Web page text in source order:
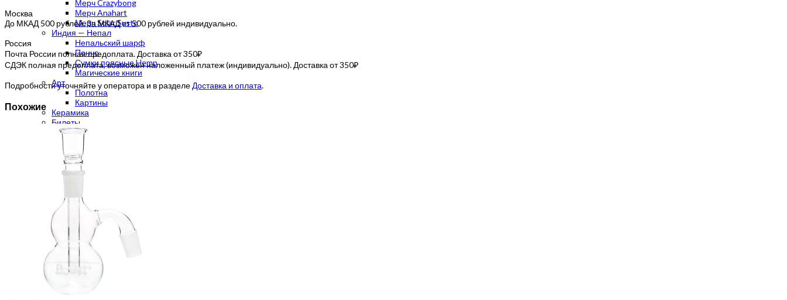
Мерч Crazybong
Мерч Anahart
Мерч Solar Systo
Индия — Непал
Непальский шарф
Пончо
Сумки поясные Hemp
Магические книги
Арт
Полотна
Картины
Керамика
Билеты
Чайная посуда
Китайский чай
Пуэр
Да Хун Пао
Гуандунские Улуны
Белый чай
Зеленый чай
Желтый чай
Габа улун
Мате
Травяной чай
Благовония
Рамакришна
Подставка для благовоний
Москва
До МКАД 500 рублей. За МКАД от 500 рублей индивидуально.
Россия
Почта России полная предоплата. Доставка от 350₽
СДЭК полная предоплата, возможен наложенный платеж (индивидуально). Доставка от 350₽
Подробности уточняйте у оператора и в разделе Доставка и оплата.
Похожие